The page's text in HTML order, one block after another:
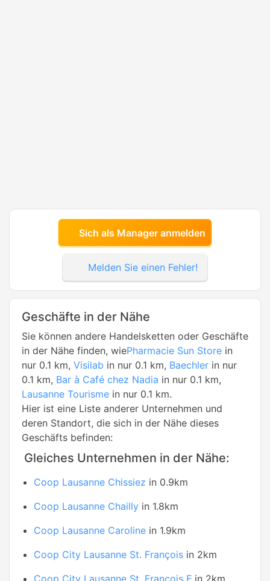
Sich als Manager anmelden
Melden Sie einen Fehler!
Geschäfte in der Nähe
Sie können andere Handelsketten oder Geschäfte
in der Nähe finden, wiePharmacie Sun Store in
nur 0.1 km, Visilab in nur 0.1 km, Baechler in nur
0.1 km, Bar à Café chez Nadia in nur 0.1 km,
Lausanne Tourisme in nur 0.1 km.
Hier ist eine Liste anderer Unternehmen und
deren Standort, die sich in der Nähe dieses
Geschäfts befinden:
Gleiches Unternehmen in der Nähe:
Coop Lausanne Chissiez in 0.9km
Coop Lausanne Chailly in 1.8km
Coop Lausanne Caroline in 1.9km
Coop City Lausanne St. François in 2km
Coop City Lausanne St. François F in 2km